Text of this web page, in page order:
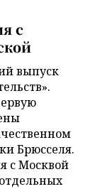
с
выпуск
Брюсселя.
с Москвой